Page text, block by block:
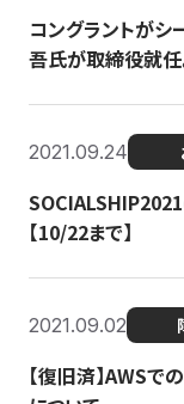
コングラントがシ
吾氏が取締役就任
2021.09.24
SOCIALSHIP2021
【10/22まで】
2021.09.02
【復旧済】AWS